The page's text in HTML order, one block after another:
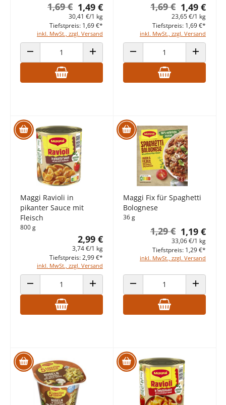
1,49 €
1,69 €
30,41 €/1 kg
inkl. MwSt., zzgl. Versand
Tiefstpreis: 1,69 €*
ANZAHL VERRINGERN ANZAHL ERHÖHEN
1,49 €
1,69 €
23,65 €/1 kg
inkl. MwSt., zzgl. Versand
Tiefstpreis: 1,69 €*
ANZAHL VERRINGERN ANZAHL
Maggi Ravioli in
pikanter Sauce mit
Fleisch
800 g
2,99 €
3,74 €/1 kg
inkl. MwSt., zzgl. Versand
Tiefstpreis: 2,99 €*
ANZAHL VERRINGERN ANZAHL ERHÖHEN
Maggi Fix für Spaghetti
Bolognese
36 g
1,19 €
1,29 €
33,06 €/1 kg
inkl. MwSt., zzgl. Versand
Tiefstpreis: 1,29 €*
ANZAHL VERRINGERN ANZAHL